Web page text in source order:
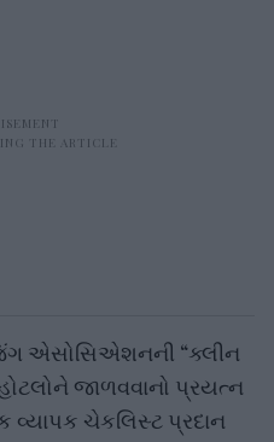
એસોસિએશનની “ક્લીન
જાળવવાનો પ્રયત્ન
વ્યાપક ચેકલિસ્ટ પ્રદાન